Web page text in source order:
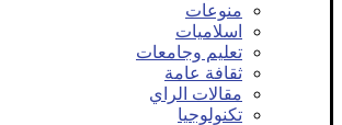
منوعات
اسلاميات
تعليم وجامعات
ثقافة عامة
مقالات الراي
تكنولوجيا